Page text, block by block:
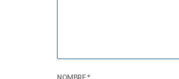
NOMBRE*